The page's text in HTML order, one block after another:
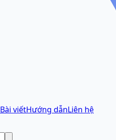
Bài viếtHướng dẫnLiên hệ